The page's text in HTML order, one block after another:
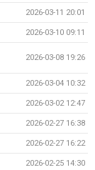
2026-03-11 20:01
2026-03-10 09:11
2026-03-08 19:26
2026-03-04 10:32
2026-03-02 12:47
2026-02-27 16:38
2026-02-27 16:22
2026-02-25 14:30